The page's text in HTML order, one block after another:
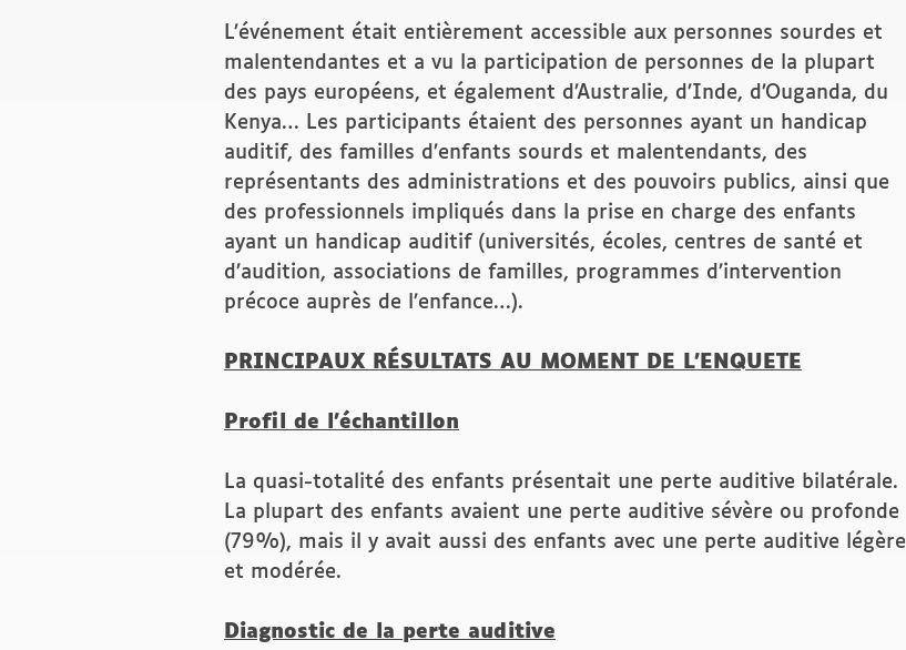
L’événement était entièrement accessible aux personnes sourdes et
malentendantes et a vu la participation de personnes de la plupart
des pays européens, et également d’Australie, d’Inde, d’Ouganda, du
Kenya… Les participants étaient des personnes ayant un handicap
auditif, des familles d’enfants sourds et malentendants, des
représentants des administrations et des pouvoirs publics, ainsi que
des professionnels impliqués dans la prise en charge des enfants
ayant un handicap auditif (universités, écoles, centres de santé et
d’audition, associations de familles, programmes d’intervention
précoce auprès de l’enfance…).
PRINCIPAUX RÉSULTATS AU MOMENT DE L’ENQUETE
Profil de l’échantillon
La quasi-totalité des enfants présentait une perte auditive bilatérale.
La plupart des enfants avaient une perte auditive sévère ou profonde
(79%), mais il y avait aussi des enfants avec une perte auditive légère
et modérée.
Diagnostic de la perte auditive